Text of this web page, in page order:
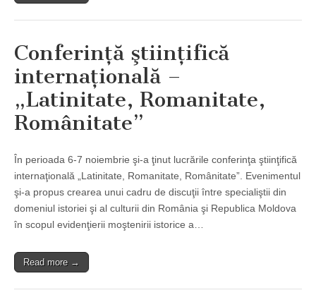
Conferinţă ştiinţifică
internaţională –
„Latinitate, Romanitate,
Românitate”
În perioada 6-7 noiembrie şi-a ţinut lucrările conferinţa ştiinţifică
internaţională „Latinitate, Romanitate, Românitate”. Evenimentul
şi-a propus crearea unui cadru de discuţii între specialiştii din
domeniul istoriei şi al culturii din România şi Republica Moldova
în scopul evidenţierii moştenirii istorice a…
Read more →